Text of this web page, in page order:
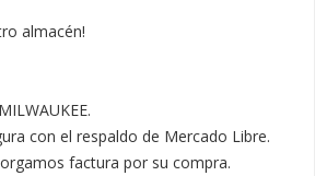
almacén!
con el respaldo de Mercado Libre.
factura por su compra.